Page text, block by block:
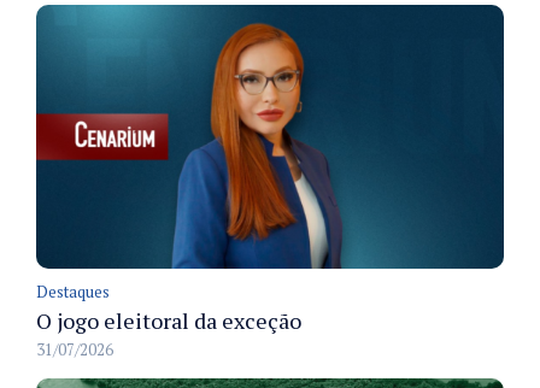
Destaques
O jogo eleitoral da exceção
31/07/2026